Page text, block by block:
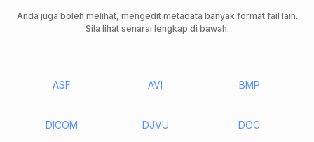
Anda juga boleh melihat, mengedit metadata banyak format fail lain.
Sila lihat senarai lengkap di bawah.
ASF AVI BMP
DICOM DJVU DOC